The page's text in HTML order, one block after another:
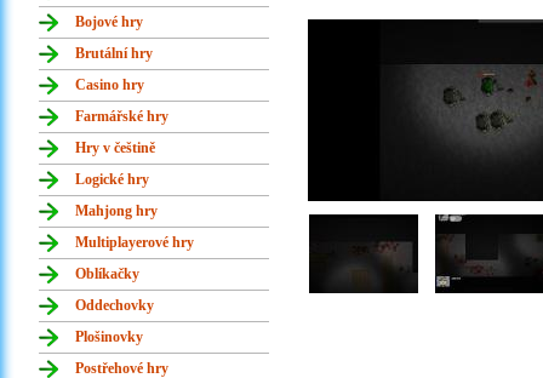
Bojové hry
Brutální hry
Casino hry
Farmářské hry
Hry v češtině
Logické hry
Mahjong hry
Multiplayerové hry
Oblíkačky
Oddechovky
Plošinovky
Postřehové hry